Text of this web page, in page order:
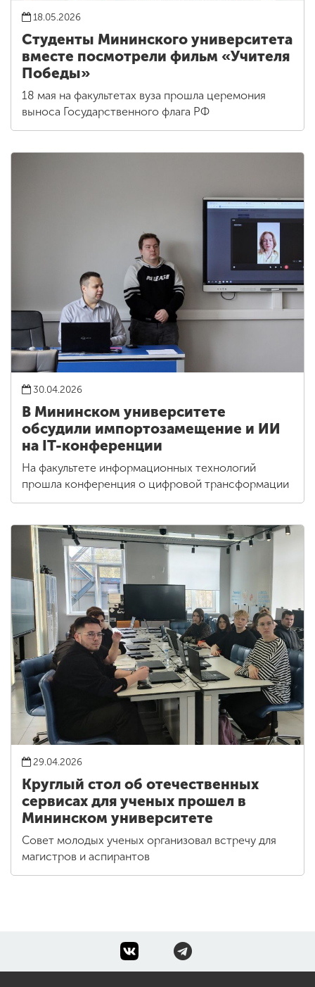
18.05.2026
Студенты Мининского университета
вместе посмотрели фильм «Учителя
Победы»
18 мая на факультетах вуза прошла церемония
выноса Государственного флага РФ
30.04.2026
В Мининском университете
обсудили импортозамещение и ИИ
на IT-конференции
На факультете информационных технологий
прошла конференция о цифровой трансформации
29.04.2026
Круглый стол об отечественных
сервисах для ученых прошел в
Мининском университете
Совет молодых ученых организовал встречу для
магистров и аспирантов